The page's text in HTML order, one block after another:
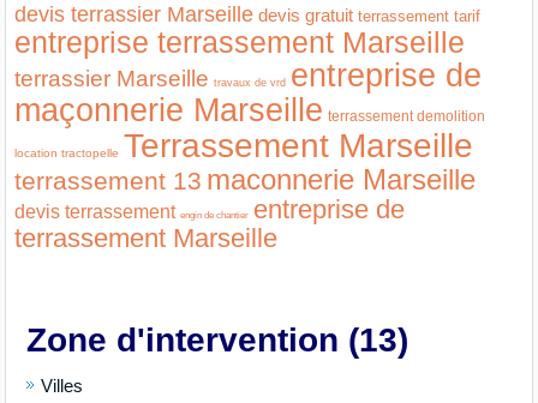
devis terrassier Marseille devis gratuit terrassement tarif
entreprise terrassement Marseille
terrassier Marseille travaux de vrd entreprise de
maçonnerie Marseille terrassement demolition
location tractopelle Terrassement Marseille
terrassement 13 maconnerie Marseille
devis terrassement engin de chantier entreprise de
terrassement Marseille
Zone d'intervention (13)
Villes